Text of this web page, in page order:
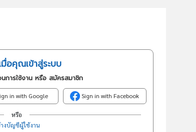
อคุณเข้าสู่ระบบ
การใช้งาน หรือ สมัครสมาชิก
in with Google Sign in with Facebook
หรือ
งบัญชีผู้ใช้งาน